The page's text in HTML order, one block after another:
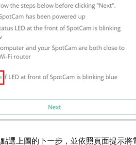
選上圖的下一步，並依照頁面提示